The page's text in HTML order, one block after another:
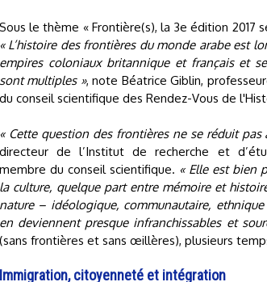
Sous le thème « Frontière(s), la 3e édition 2017
« L’histoire des frontières du monde arabe est
empires coloniaux britannique et français et
sont multiples », note Béatrice Giblin,
du conseil scientifique des Rendez-Vous de
« Cette question des frontières ne se réduit
directeur de l’Institut de recherche et
membre du conseil scientifique. « Elle est bien
la culture, quelque part entre mémoire et
nature – idéologique, communautaire,
en deviennent presque infranchissables et
(sans frontières et sans œillères), plusieurs
Immigration, citoyenneté et intégration